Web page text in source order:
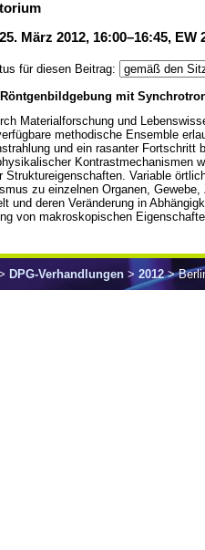
März 2012, 16:00–16:45, EW
für diesen Beitrag:
mit
Materialforschung und
methodische Ensemble
und ein rasanter Fortschritt
Kontrastmechanismen
Struktureigenschaften. Variable
zu einzelnen Organen,
und deren Veränderung in
von makroskopischen
DPG-Verhandlungen > 2012>